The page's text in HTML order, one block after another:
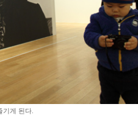
게 된다.